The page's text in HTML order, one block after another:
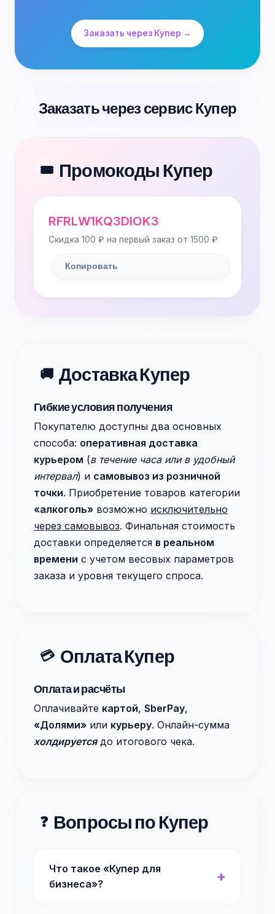
Заказать через Купер →
Заказать через сервис Купер
🎟️ Промокоды Купер
RFRLW1KQ3DIOK3
Скидка 100 ₽ на первый заказ от 1500 ₽
Копировать
🚚 Доставка Купер
Гибкие условия получения
Покупателю доступны два основных
способа: оперативная доставка
курьером (в течение часа или в удобный
интервал) и самовывоз из розничной
точки. Приобретение товаров категории
«алкоголь» возможно исключительно
через самовывоз. Финальная стоимость
доставки определяется в реальном
времени с учетом весовых параметров
заказа и уровня текущего спроса.
💳 Оплата Купер
Оплата и расчёты
Оплачивайте картой, SberPay,
«Долями» или курьеру. Онлайн-сумма
холдируетсядо итогового чека.
❓ Вопросы по Купер
Что такое «Купер для
бизнеса»?